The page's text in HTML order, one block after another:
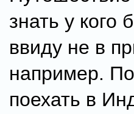
знать у
ввиду не в
например.
поехать в